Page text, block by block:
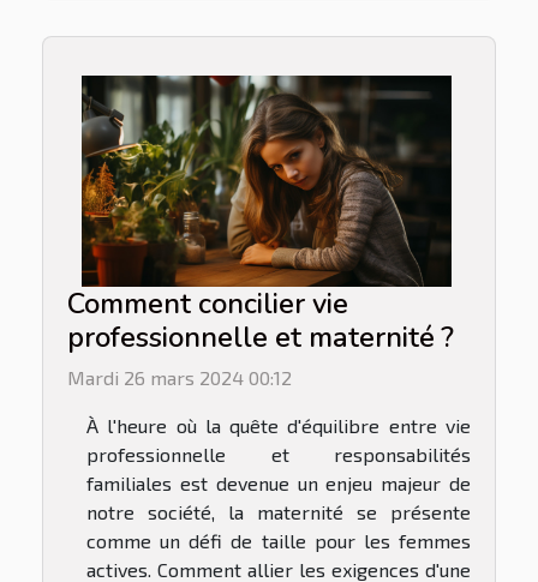
Comment concilier vie
professionnelle et maternité ?
Mardi 26 mars 2024 00:12
À l'heure où la quête d'équilibre entre vie
professionnelle et responsabilités
familiales est devenue un enjeu majeur de
notre société, la maternité se présente
comme un défi de taille pour les femmes
actives. Comment allier les exigences d'une